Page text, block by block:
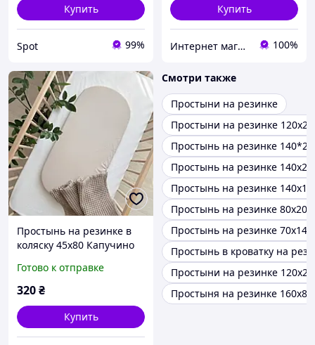
Купить
Spot 99%
Купить
Интернет магазин тканин "Улюблена Постіль" 100%
Простынь на резинке в
коляску 45х80 Капучино
Готово к отправке
320₴
Купить
Смотри также
Простыни на резинке
Простыни на резинке
Простынь на резинке
Простынь на резинке
Простынь на резинке
Простынь на резинке 80х200
Простынь на резинке 70х140
Простынь в кроватку на
Простыни на резинке
Простыня на резинке 160х80